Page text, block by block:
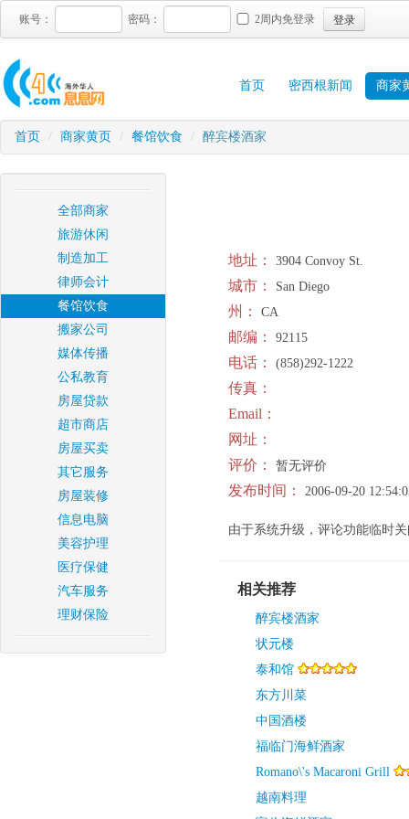
账号： 密码： 2周内免登录 登录
首页 密西根新闻 商家
首页 / 商家黄页 / 餐馆饮食 / 醉宾楼酒家
全部商家
旅游休闲
制造加工
律师会计
餐馆饮食
搬家公司
媒体传播
公私教育
房屋贷款
超市商店
房屋买卖
其它服务
房屋装修
信息电脑
美容护理
医疗保健
汽车服务
理财保险
地址： 3904 Convoy St.
城市： San Diego
州： CA
邮编： 92115
电话： (858)292-1222
传真：
Email：
网址：
评价：
暂无评价
发布时间： 2006-09-20
由于系统升级，评论功能临时
相关推荐
醉宾楼酒家
状元楼
泰和馆
东方川菜
中国酒楼
福临门海鲜酒家
Romano\'s Macaroni Grill
越南料理